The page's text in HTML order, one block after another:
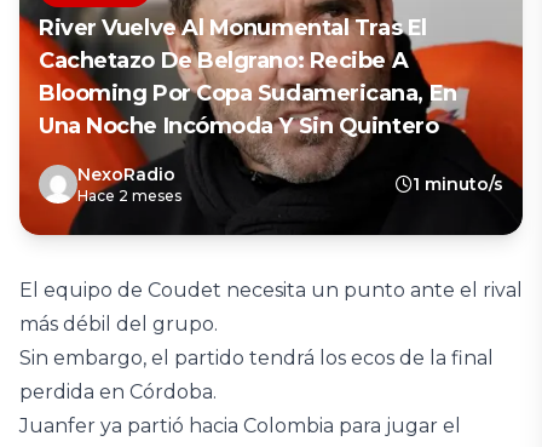
River Vuelve Al Monumental Tras El
Cachetazo De Belgrano: Recibe A
Blooming Por Copa Sudamericana, En
Una Noche Incómoda Y Sin Quintero
NexoRadio
Hace 2 meses
1 minuto/s
El equipo de Coudet necesita un punto ante el rival
más débil del grupo.
Sin embargo, el partido tendrá los ecos de la final
perdida en Córdoba.
Juanfer ya partió hacia Colombia para jugar el